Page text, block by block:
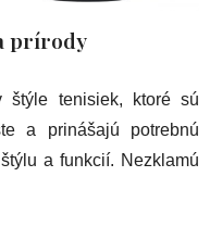
prírody
štýle tenisiek, ktoré sú
a prinášajú potrebnú
a funkcií. Nezklamú